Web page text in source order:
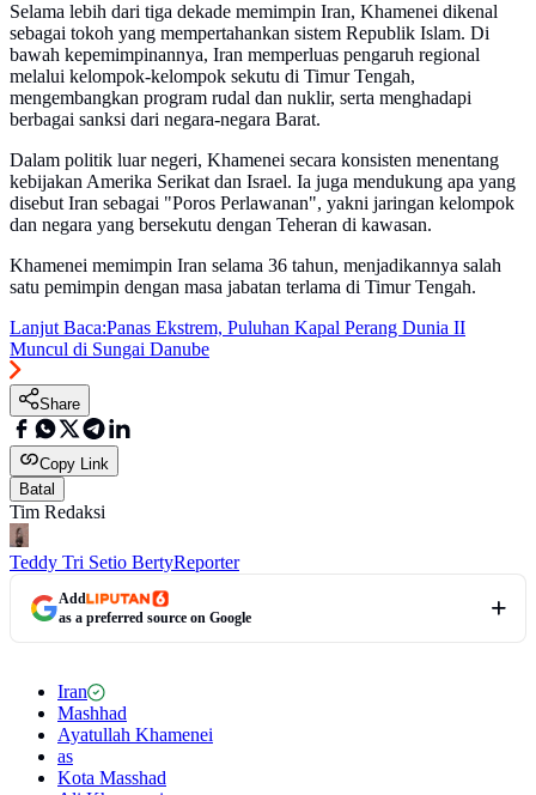
Selama lebih dari tiga dekade memimpin Iran, Khamenei dikenal
sebagai tokoh yang mempertahankan sistem Republik Islam. Di
bawah kepemimpinannya, Iran memperluas pengaruh regional
melalui kelompok-kelompok sekutu di Timur Tengah,
mengembangkan program rudal dan nuklir, serta menghadapi
berbagai sanksi dari negara-negara Barat.
Dalam politik luar negeri, Khamenei secara konsisten menentang
kebijakan Amerika Serikat dan Israel. Ia juga mendukung apa yang
disebut Iran sebagai "Poros Perlawanan", yakni jaringan kelompok
dan negara yang bersekutu dengan Teheran di kawasan.
Khamenei memimpin Iran selama 36 tahun, menjadikannya salah
satu pemimpin dengan masa jabatan terlama di Timur Tengah.
Lanjut Baca:Panas Ekstrem, Puluhan Kapal Perang Dunia II
Muncul di Sungai Danube
Share
Copy Link
Batal
Tim Redaksi
Teddy Tri Setio BertyReporter
Add
as a preferred source on Google
Iran
Mashhad
Ayatullah Khamenei
as
Kota Masshad